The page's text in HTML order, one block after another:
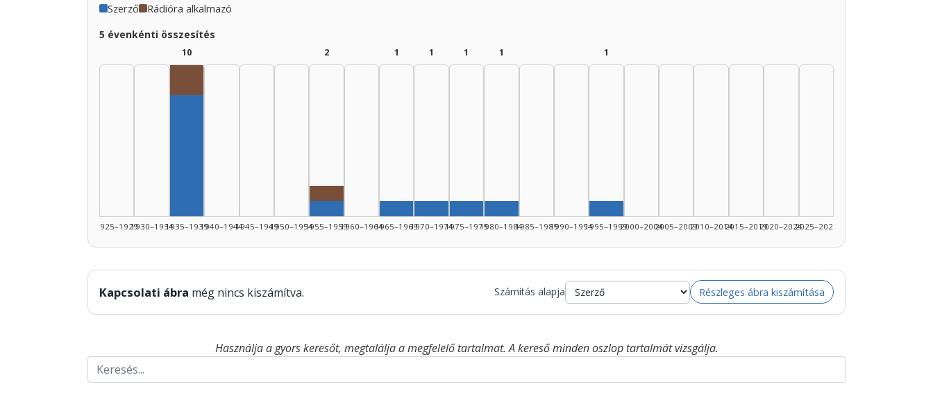
Szerző Rádióra alkalmazó
5 évenkénti összesítés
1925–19291930–1934
10
1935–19391940–19441945–19491950–1954
2
Szerző, 1955–1959: 1
Rádióra alkalmazó, 1955–1959: 1
1955–19591960–1964
1
Szerző, 1965–1969: 1
1965–1969
1
Szerző, 1970–1974: 1
1970–1974
1
Szerző, 1975–1979: 1
1975–1979
1
Szerző, 1980–1984: 1
1980–19841985–19891990–1994
1
Szerző, 1995–1999: 1
1995–19992000–20042005–20092010–20142015–20192020–20242025–2026
Kapcsolati ábra még nincs kiszámítva. Számítás alapja Részleges ábra kiszámítása
Használja a gyors keresőt, megtalálja a megfelelő tartalmat. A kereső minden oszlop tartalmát vizsgálja.